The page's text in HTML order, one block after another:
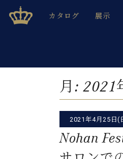
ベヒシュタインジャパン公式サ
BECHSTEIN JAPAN Official Site
カタログ
C.ベヒシュタイン
展示
趣味から本格的に学ぶ方まで大
月: 2021
2021年4月25日(
Nohan